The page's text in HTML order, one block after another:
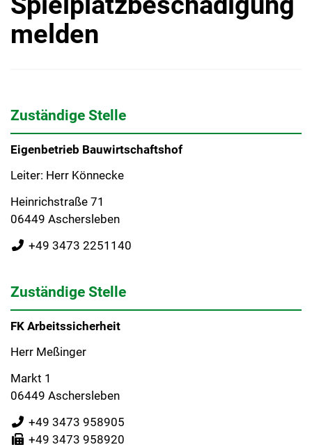
melden
Zuständige Stelle
Eigenbetrieb Bauwirtschaftshof
Leiter: Herr Könnecke
Heinrichstraße 71
06449 Aschersleben
+49 3473 2251140
Zuständige Stelle
FK Arbeitssicherheit
Herr Meßinger
Markt 1
06449 Aschersleben
+49 3473 958905
+49 3473 958920